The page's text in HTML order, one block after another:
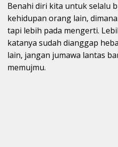
Benahi diri kita untuk selalu
kehidupan orang lain,
tapi lebih pada mengerti.
katanya sudah dianggap
lain, jangan jumawa lantas
memujmu.